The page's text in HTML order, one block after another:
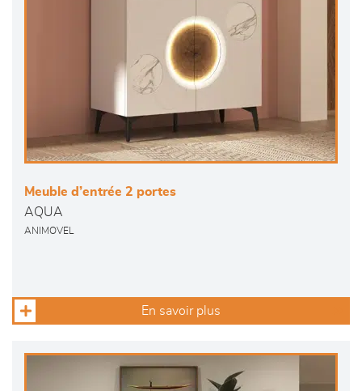
Meuble d’entrée 2 portes
AQUA
ANIMOVEL
En savoir plus